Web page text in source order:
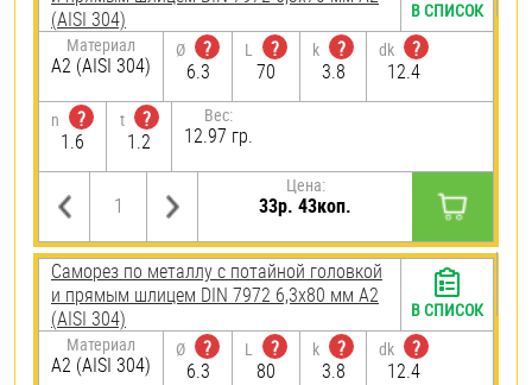
(AISI 304)
Материал
А2 (AISI 304)
Ø
?
6.3
L
?
70
k
?
3.8
dk
?
12.4
n
?
1.6
t
?
1.2
Вес:
12.97 гр.
Цена:
33р. 43коп.
В СПИСОК
Саморез по металлу с потайной головкой
и прямым шлицем DIN 7972 6,3х80 мм А2
(AISI 304)
Материал
А2 (AISI 304)
Ø
?
6.3
L
?
80
k
?
3.8
dk
?
12.4
В СПИСОК